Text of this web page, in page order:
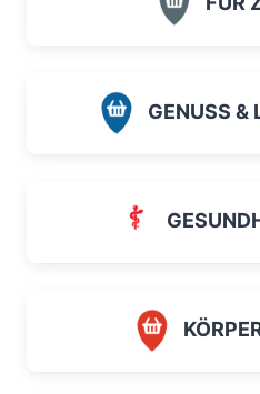
GENUSS &